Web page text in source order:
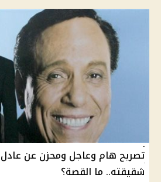
تصريح هام وعاجل ومحزن عن عادل
شقيقته.. ما القصة؟